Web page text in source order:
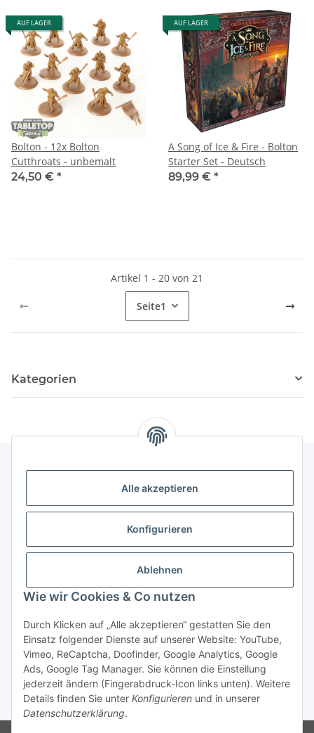
Alle akzeptieren
Konfigurieren
Ablehnen
Wie wir Cookies & Co nutzen
Durch Klicken auf „Alle akzeptieren“ gestatten Sie den
Einsatz folgender Dienste auf unserer Website: YouTube,
Vimeo, ReCaptcha, Doofinder, Google Analytics, Google
Ads, Google Tag Manager. Sie können die Einstellung
jederzeit ändern (Fingerabdruck-Icon links unten). Weitere
Details finden Sie unter Konfigurieren und in unserer
Datenschutzerklärung.
AUF LAGER
Bolton - 12x Bolton
Cutthroats - unbemalt
24,50 € *
AUF LAGER
A Song of Ice & Fire - Bolton
Starter Set - Deutsch
89,99 € *
Artikel 1 - 20 von 21
Seite1
Kategorien
Gesetzliche Informationen
Bestellung wiederrufen
* Alle Preise inkl. gesetzlicher USt., zzgl.Versand